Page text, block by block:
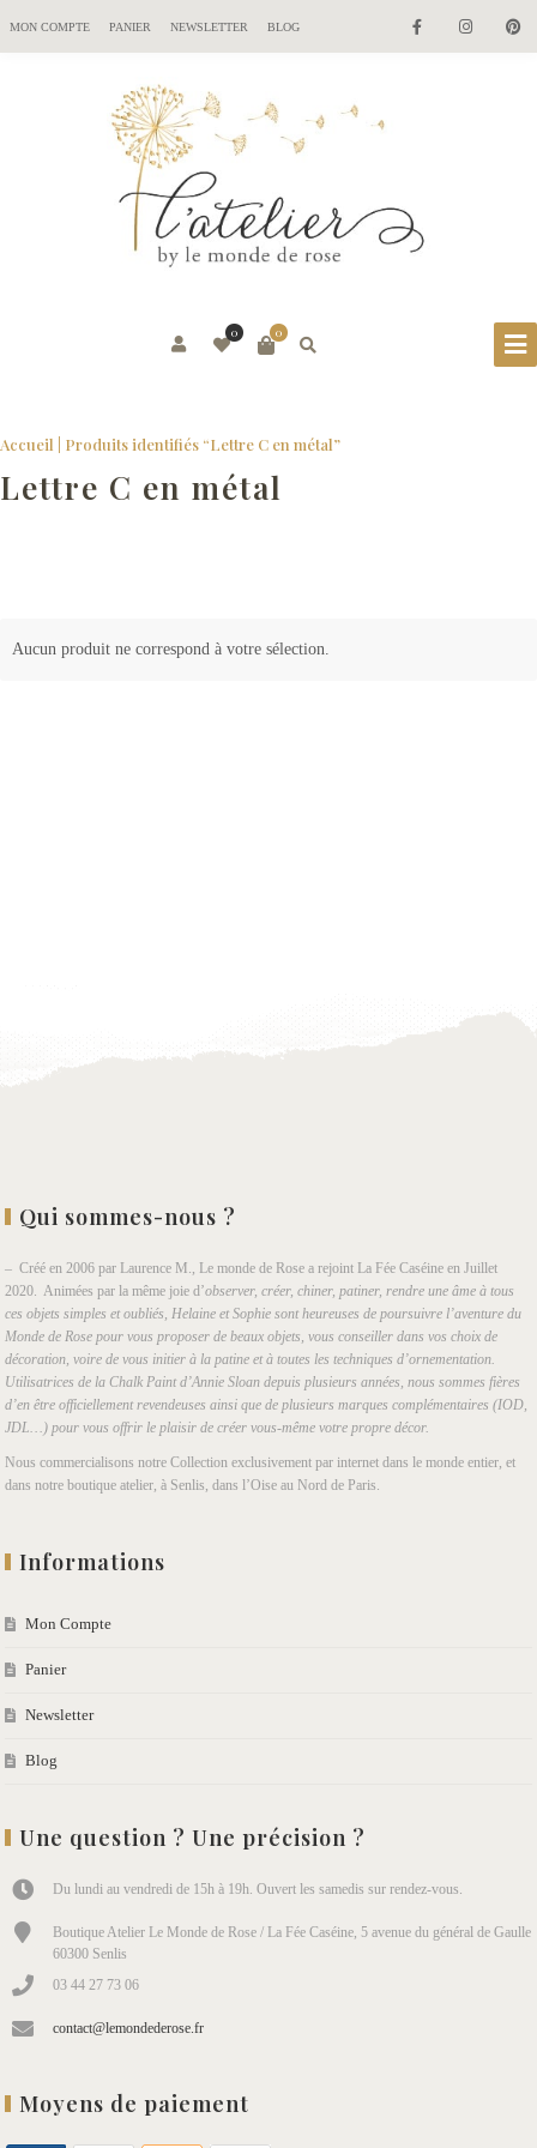
MON COMPTE PANIER NEWSLETTER BLOG
0
0
Accueil | Produits identifiés “Lettre C en métal”
Lettre C en métal
Aucun produit ne correspond à votre sélection.
Qui sommes-nous ?
– Créé en 2006 par Laurence M., Le monde de Rose a rejoint La Fée Caséine en Juillet
2020. Animées par la même joie d’observer, créer, chiner, patiner, rendre une âme à tous
ces objets simples et oubliés, Helaine et Sophie sont heureuses de poursuivre l’aventure du
Monde de Rose pour vous proposer de beaux objets, vous conseiller dans vos choix de
décoration, voire de vous initier à la patine et à toutes les techniques d’ornementation.
Utilisatrices de la Chalk Paint d’Annie Sloan depuis plusieurs années, nous sommes fières
d’en être officiellement revendeuses ainsi que de plusieurs marques complémentaires (IOD,
JDL…) pour vous offrir le plaisir de créer vous-même votre propre décor.
Nous commercialisons notre Collection exclusivement par internet dans le monde entier, et
dans notre boutique atelier, à Senlis, dans l’Oise au Nord de Paris.
Informations
Mon Compte
Panier
Newsletter
Blog
Une question ? Une précision ?
Du lundi au vendredi de 15h à 19h. Ouvert les samedis sur rendez-vous.
Boutique Atelier Le Monde de Rose / La Fée Caséine, 5 avenue du général de Gaulle
60300 Senlis
03 44 27 73 06
contact@lemondederose.fr
Moyens de paiement